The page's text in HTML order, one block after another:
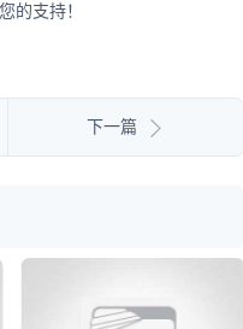
的支持！
下一篇